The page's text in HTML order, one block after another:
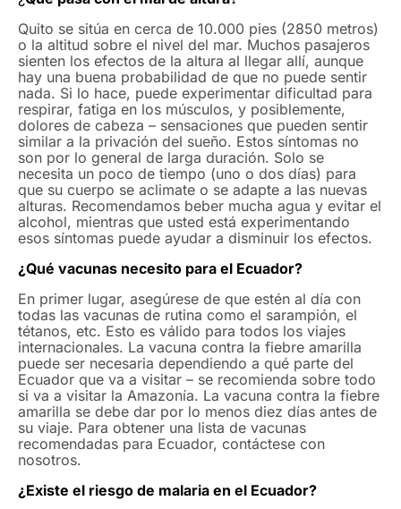
Quito se sitúa en cerca de 10.000 pies (2850 metros)
o la altitud sobre el nivel del mar. Muchos pasajeros
sienten los efectos de la altura al llegar allí, aunque
hay una buena probabilidad de que no puede sentir
nada. Si lo hace, puede experimentar dificultad para
respirar, fatiga en los músculos, y posiblemente,
dolores de cabeza – sensaciones que pueden sentir
similar a la privación del sueño. Estos síntomas no
son por lo general de larga duración. Solo se
necesita un poco de tiempo (uno o dos días) para
que su cuerpo se aclimate o se adapte a las nuevas
alturas. Recomendamos beber mucha agua y evitar el
alcohol, mientras que usted está experimentando
esos síntomas puede ayudar a disminuir los efectos.
¿Qué vacunas necesito para el Ecuador?
En primer lugar, asegúrese de que estén al día con
todas las vacunas de rutina como el sarampión, el
tétanos, etc. Esto es válido para todos los viajes
internacionales. La vacuna contra la fiebre amarilla
puede ser necesaria dependiendo a qué parte del
Ecuador que va a visitar – se recomienda sobre todo
si va a visitar la Amazonía. La vacuna contra la fiebre
amarilla se debe dar por lo menos diez días antes de
su viaje. Para obtener una lista de vacunas
recomendadas para Ecuador, contáctese con
nosotros.
¿Existe el riesgo de malaria en el Ecuador?